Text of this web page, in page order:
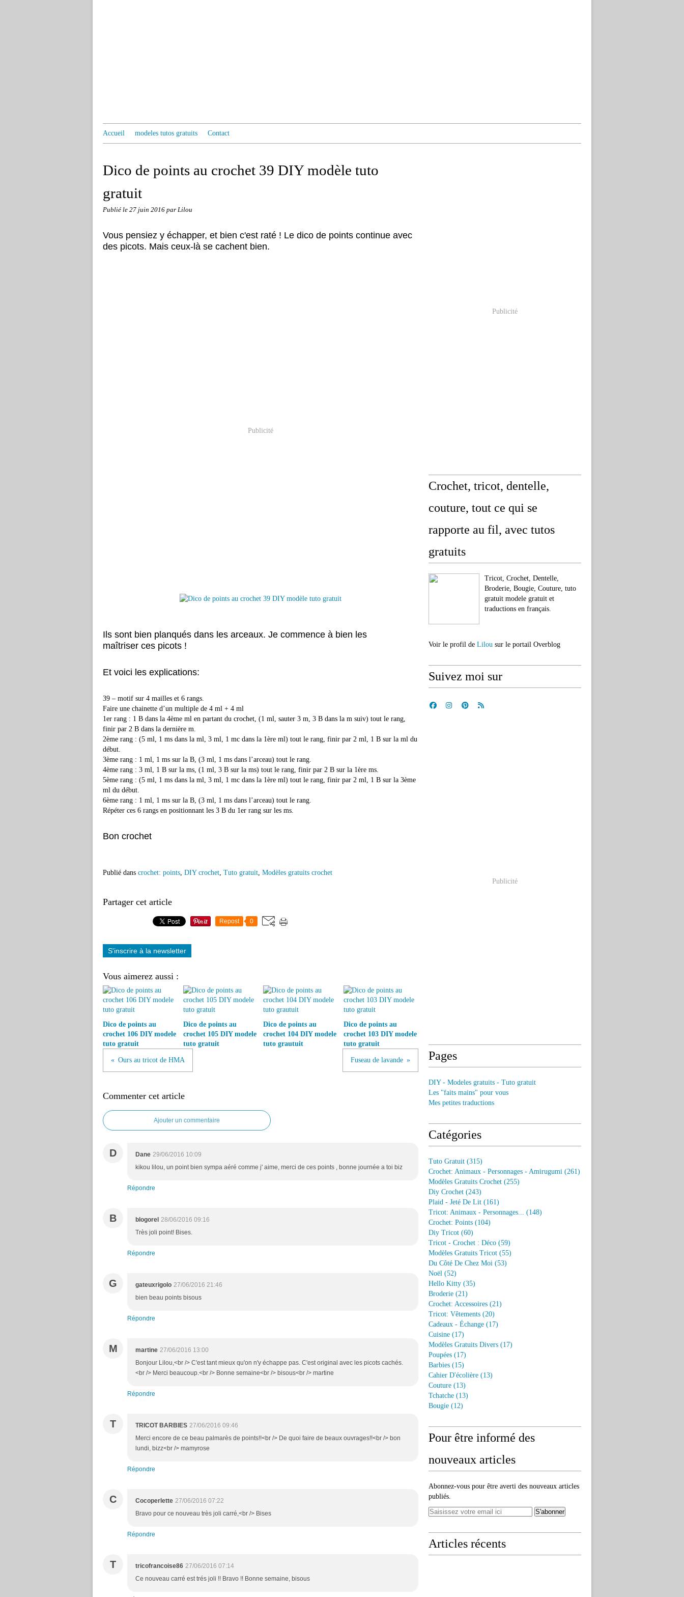
Accueil modeles tutos gratuits Contact
Dico de points au crochet 39 DIY modèle tuto
gratuit
Publié le 27 juin 2016 par Lilou
Vous pensiez y échapper, et bien c'est raté ! Le dico de points continue avec
des picots. Mais ceux-là se cachent bien.
Publicité
Ils sont bien planqués dans les arceaux. Je commence à bien les
maîtriser ces picots !
Et voici les explications:
39 – motif sur 4 mailles et 6 rangs.
Faire une chainette d’un multiple de 4 ml + 4 ml
1er rang : 1 B dans la 4ème ml en partant du crochet, (1 ml, sauter 3 m, 3 B dans la m suiv) tout le rang,
finir par 2 B dans la dernière m.
2ème rang : (5 ml, 1 ms dans la ml, 3 ml, 1 mc dans la 1ère ml) tout le rang, finir par 2 ml, 1 B sur la ml du
début.
3ème rang : 1 ml, 1 ms sur la B, (3 ml, 1 ms dans l’arceau) tout le rang.
4ème rang : 3 ml, 1 B sur la ms, (1 ml, 3 B sur la ms) tout le rang, finir par 2 B sur la 1ère ms.
5ème rang : (5 ml, 1 ms dans la ml, 3 ml, 1 mc dans la 1ère ml) tout le rang, finir par 2 ml, 1 B sur la 3ème
ml du début.
6ème rang : 1 ml, 1 ms sur la B, (3 ml, 1 ms dans l’arceau) tout le rang.
Répéter ces 6 rangs en positionnant les 3 B du 1er rang sur les ms.
Bon crochet
Publié dans crochet: points, DIY crochet, Tuto gratuit, Modèles gratuits crochet
Partager cet article
Repost 0
S'inscrire à la newsletter
Vous aimerez aussi :
Dico de points au
crochet 106 DIY modele
tuto gratuit
Dico de points au
crochet 105 DIY modele
tuto gratuit
Dico de points au
crochet 104 DIY modele
tuto grautuit
Dico de points au
crochet 103 DIY modele
tuto gratuit
Ours au tricot de HMA Fuseau de lavande
Commenter cet article
Ajouter un commentaire
D Dane 29/06/2016 10:09
kikou lilou, un point bien sympa aéré comme j' aime, merci de ces points , bonne journée a toi biz
Répondre
B blogorel 28/06/2016 09:16
Très joli point! Bises.
Répondre
G gateuxrigolo 27/06/2016 21:46
bien beau points bisous
Répondre
M martine 27/06/2016 13:00
Bonjour Lilou,<br /> C'est tant mieux qu'on n'y échappe pas. C'est original avec les picots cachés.
<br /> Merci beaucoup.<br /> Bonne semaine<br /> bisous<br /> martine
Répondre
T TRICOT BARBIES 27/06/2016 09:46
Merci encore de ce beau palmarès de points!!<br /> De quoi faire de beaux ouvrages!!<br /> bon
lundi, bizz<br /> mamyrose
Répondre
C Cocoperlette 27/06/2016 07:22
Bravo pour ce nouveau très joli carré,<br /> Bises
Répondre
T tricofrancoise86 27/06/2016 07:14
Ce nouveau carré est trés joli !! Bravo !! Bonne semaine, bisous
Publicité
Crochet, tricot, dentelle,
couture, tout ce qui se
rapporte au fil, avec tutos
gratuits
Tricot, Crochet, Dentelle,
Broderie, Bougie, Couture, tuto
gratuit modele gratuit et
traductions en français.
Voir le profil de Lilou sur le portail Overblog
Suivez moi sur
Publicité
Pages
DIY - Modeles gratuits - Tuto gratuit
Les "faits mains" pour vous
Mes petites traductions
Catégories
Tuto Gratuit (315)
Crochet: Animaux - Personnages - Amirugumi (261)
Modèles Gratuits Crochet (255)
Diy Crochet (243)
Plaid - Jeté De Lit (161)
Tricot: Animaux - Personnages... (148)
Crochet: Points (104)
Diy Tricot (60)
Tricot - Crochet : Déco (59)
Modèles Gratuits Tricot (55)
Du Côté De Chez Moi (53)
Noël (52)
Hello Kitty (35)
Broderie (21)
Crochet: Accessoires (21)
Tricot: Vêtements (20)
Cadeaux - Échange (17)
Cuisine (17)
Modèles Gratuits Divers (17)
Poupées (17)
Barbies (15)
Cahier D'écolière (13)
Couture (13)
Tchatche (13)
Bougie (12)
Pour être informé des
nouveaux articles
Abonnez-vous pour être averti des nouveaux articles
publiés.
Articles récents